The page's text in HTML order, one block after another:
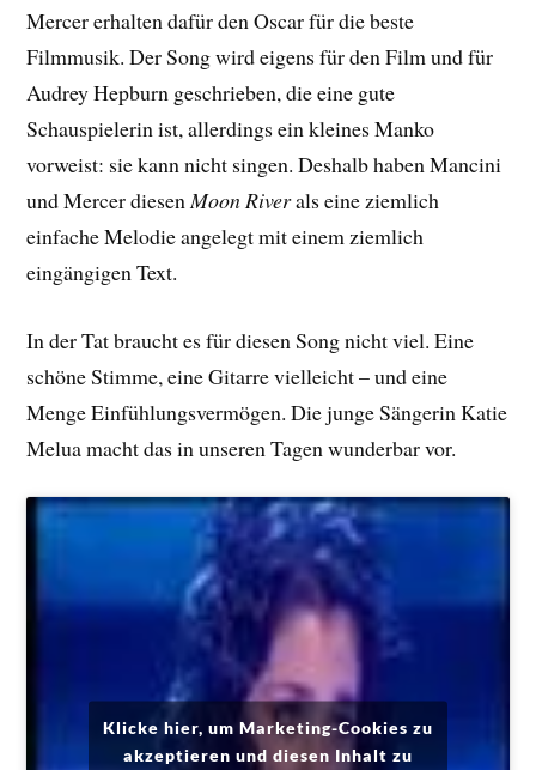
Mercer erhalten dafür den Oscar für die beste
Filmmusik. Der Song wird eigens für den Film und für
Audrey Hepburn geschrieben, die eine gute
Schauspielerin ist, allerdings ein kleines Manko
vorweist: sie kann nicht singen. Deshalb haben Mancini
und Mercer diesen Moon Riverals eine ziemlich
einfache Melodie angelegt mit einem ziemlich
eingängigen Text.
In der Tat braucht es für diesen Song nicht viel. Eine
schöne Stimme, eine Gitarre vielleicht – und eine
Menge Einfühlungsvermögen. Die junge Sängerin Katie
Melua macht das in unseren Tagen wunderbar vor.
Klicke hier, um Marketing-Cookies zu
akzeptieren und diesen Inhalt zu